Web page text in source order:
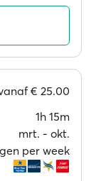
€ 25.00
1h 15m
mrt. ‐ okt.
per week